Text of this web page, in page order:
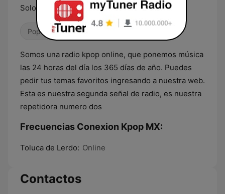
Solo lo mejor del kpop
Pop coreano
Somos una radio kpop online, que ponemos música
las 24 horas del día los 365 días de año. Puedes
pedir tus temas favoritos ingresando a nuestra web.
Esta es nuestra segunda señal de radio, es nuestra
repetidora numero dos
Frecuencias Conexion Kpop MX:
Toluca de Lerdo: Online
Contactos